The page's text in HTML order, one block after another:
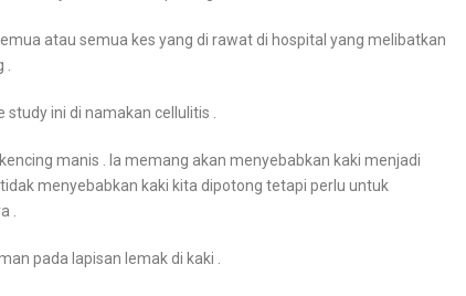
atau semua kes yang di rawat di hospital yang melibatkan
ini di namakan cellulitis .
manis . Ia memang akan menyebabkan kaki menjadi
menyebabkan kaki kita dipotong tetapi perlu untuk
.
pada lapisan lemak di kaki .